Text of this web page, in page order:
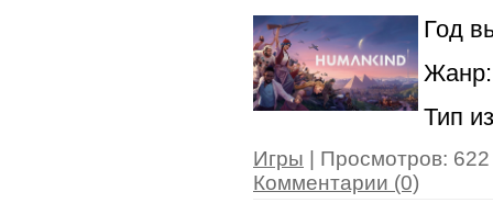
Год
Жанр:
Тип
Игры | Просмотров:
Комментарии (0)